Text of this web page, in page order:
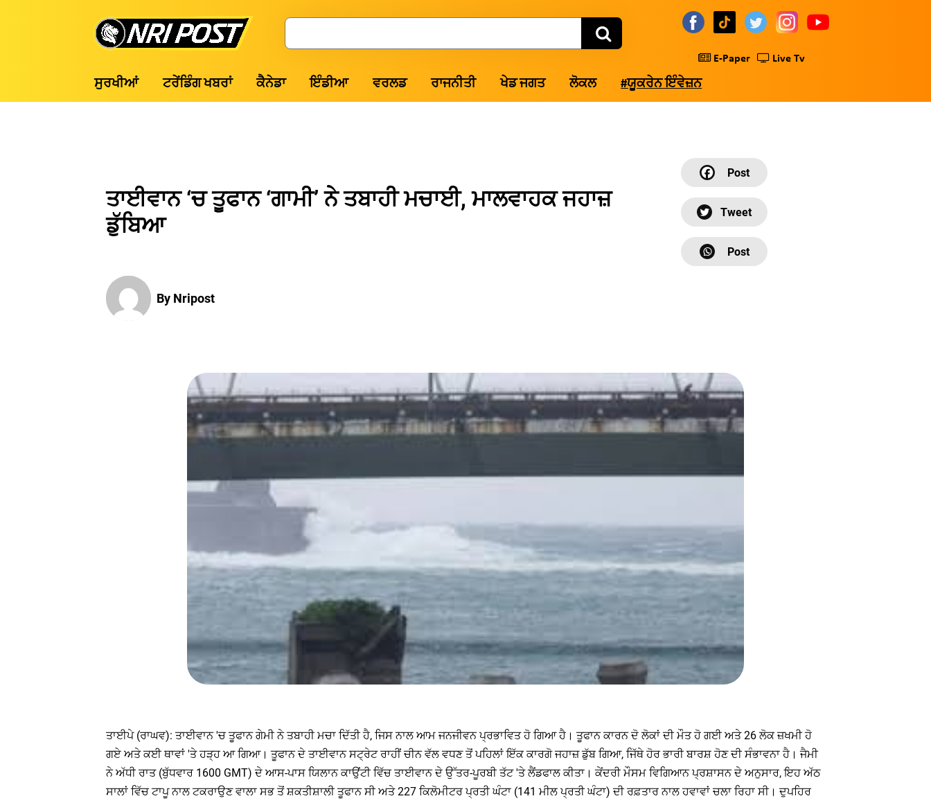
Post
Search
E-Paper Live Tv
ਸੁਰਖੀਆਂ ਟਰੇਂਡਿੰਗ ਖਬਰਾਂ ਕੈਨੇਡਾ ਇੰਡੀਆ ਵਰਲਡ ਰਾਜਨੀਤੀ ਖੇਡ ਜਗਤ ਲੋਕਲ #ਯੂਕਰੇਨ ਇੰਵੇਜ਼ਨ
ਤਾਈਵਾਨ ‘ਚ ਤੂਫਾਨ ‘ਗਾਮੀ’ ਨੇ ਤਬਾਹੀ ਮਚਾਈ, ਮਾਲਵਾਹਕ ਜਹਾਜ਼
ਡੁੱਬਿਆ
By Nripost
ਤਾਈਪੇ (ਰਾਘਵ): ਤਾਈਵਾਨ 'ਚ ਤੂਫਾਨ ਗੇਮੀ ਨੇ ਤਬਾਹੀ ਮਚਾ ਦਿੱਤੀ ਹੈ, ਜਿਸ ਨਾਲ ਆਮ ਜਨਜੀਵਨ ਪ੍ਰਭਾਵਿਤ ਹੋ ਗਿਆ ਹੈ। ਤੂਫਾਨ ਕਾਰਨ ਦੋ ਲੋਕਾਂ ਦੀ ਮੌਤ ਹੋ ਗਈ ਅਤੇ 26 ਲੋਕ ਜ਼ਖਮੀ ਹੋ
ਗਏ ਅਤੇ ਕਈ ਥਾਵਾਂ 'ਤੇ ਹੜ੍ਹ ਆ ਗਿਆ। ਤੂਫਾਨ ਦੇ ਤਾਈਵਾਨ ਸਟ੍ਰੇਟ ਰਾਹੀਂ ਚੀਨ ਵੱਲ ਵਧਣ ਤੋਂ ਪਹਿਲਾਂ ਇੱਕ ਕਾਰਗੋ ਜਹਾਜ਼ ਡੁੱਬ ਗਿਆ, ਜਿੱਥੇ ਹੋਰ ਭਾਰੀ ਬਾਰਸ਼ ਹੋਣ ਦੀ ਸੰਭਾਵਨਾ ਹੈ। ਜੈਮੀ
ਨੇ ਅੱਧੀ ਰਾਤ (ਬੁੱਧਵਾਰ 1600 GMT) ਦੇ ਆਸ-ਪਾਸ ਯਿਲਾਨ ਕਾਉਂਟੀ ਵਿੱਚ ਤਾਈਵਾਨ ਦੇ ਉੱਤਰ-ਪੂਰਬੀ ਤੱਟ 'ਤੇ ਲੈਂਡਫਾਲ ਕੀਤਾ। ਕੇਂਦਰੀ ਮੌਸਮ ਵਿਗਿਆਨ ਪ੍ਰਸ਼ਾਸਨ ਦੇ ਅਨੁਸਾਰ, ਇਹ ਅੱਠ
ਸਾਲਾਂ ਵਿੱਚ ਟਾਪੂ ਨਾਲ ਟਕਰਾਉਣ ਵਾਲਾ ਸਭ ਤੋਂ ਸ਼ਕਤੀਸ਼ਾਲੀ ਤੂਫਾਨ ਸੀ ਅਤੇ 227 ਕਿਲੋਮੀਟਰ ਪ੍ਰਤੀ ਘੰਟਾ (141 ਮੀਲ ਪ੍ਰਤੀ ਘੰਟਾ) ਦੀ ਰਫ਼ਤਾਰ ਨਾਲ ਹਵਾਵਾਂ ਚਲਾ ਰਿਹਾ ਸੀ। ਦੁਪਹਿਰ